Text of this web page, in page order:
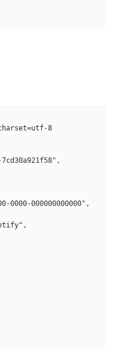
8
0000-000000000000",